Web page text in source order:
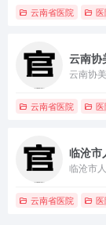
云南省医院
云南协
云南协
云南省医院
临沧市
临沧市
云南省医院